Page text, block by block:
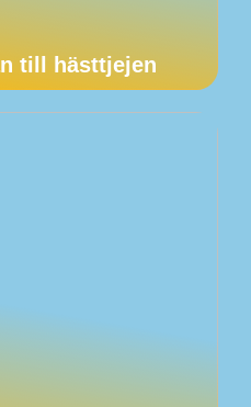
till hästtjejen